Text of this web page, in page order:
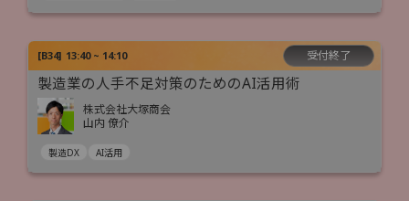
[B34] 13:40 ~ 14:10 受付終了
製造業の人手不足対策のためのAI活用術
株式会社大塚商会
山内 僚介
製造DX AI活用